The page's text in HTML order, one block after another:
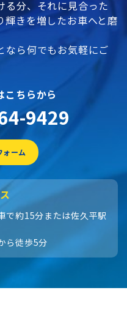
る分、それに見合った
輝きを増したお車へと磨
なら何でもお気軽にご
こちらから
9429
ォーム
で約15分または佐久平駅
ら徒歩5分